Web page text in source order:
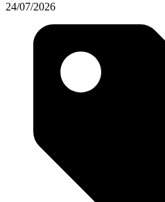
24/07/2026